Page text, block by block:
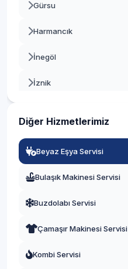
Gürsu
Harmancık
İnegöl
İznik
Diğer Hizmetlerimiz
Beyaz Eşya Servisi
Bulaşık Makinesi Servisi
Buzdolabı Servisi
Çamaşır Makinesi Servisi
Kombi Servisi